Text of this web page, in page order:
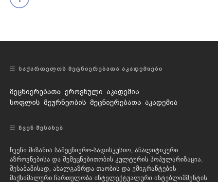
ᲡᲐᲥᲐᲠᲗᲔᲚᲝᲡ ᲛᲔᲪᲜᲘᲔᲠᲔᲑᲐᲗᲐ ᲐᲙᲐᲓᲔᲛᲘᲔᲑᲘ
მეცნიერებათა ეროვნული აკადემია
სოფლის მეურნეობის მეცნიერებათა აკადემია
ᲩᲕᲔᲜ ᲨᲔᲡᲐᲮᲔᲑ
ჩვენი მიზანია სამეცნიერო-სადისკუსიო, ანალიტიკური
აზროვნებისა და შემეცნებითობის კულტურის პოპულარიზაცია.
შესაბამისად, ახალგაზრდა თაობის და ემიგრანტების
მაქსიმალური ჩართულობა ინტელექტუალური ისტებლიშმენტის